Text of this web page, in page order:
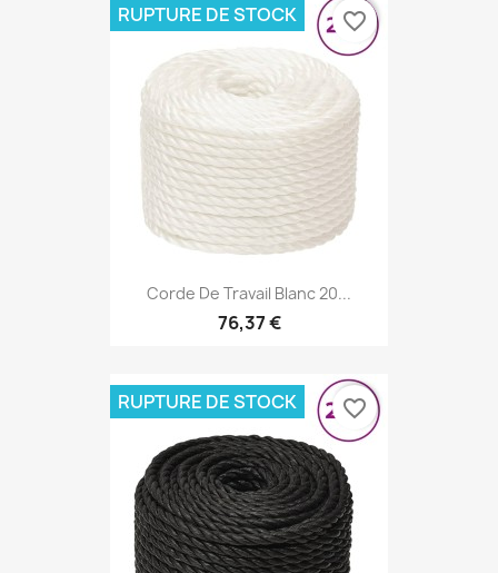
Corde De Travail Blanc 20...
76,37 €
RUPTURE DE STOCK favorite_border
RUPTURE DE STOCK favorite_border